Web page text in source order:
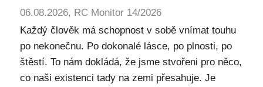
06.08.2026, RC Monitor 14/2026
Každý člověk má schopnost v sobě vnímat touhu
po nekonečnu. Po dokonalé lásce, po plnosti, po
štěstí. To nám dokládá, že jsme stvořeni pro něco,
co naši existenci tady na zemi přesahuje. Je